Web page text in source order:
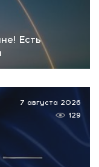
Есть
7 августа 2026
129